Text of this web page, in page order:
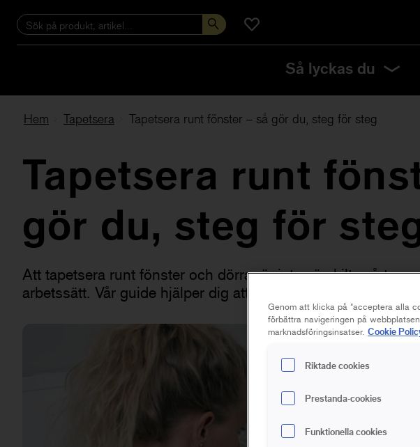
Så lyckas du
Hem Tapetsera Tapetsera runt fönster – så gör du, steg för steg
Tapetsera runt
gör du, steg för
Att tapetsera runt fönster och dörrar är inte särskilt svårt,
arbetssätt. Vår guide hjälper dig att göra jobbet stegvis för ett
Genom att klicka på "acceptera alla
förbättra navigeringen på
marknadsföringsinsatser. Cookie
Riktade cookies
Prestanda-cookies
Funktionella cookies